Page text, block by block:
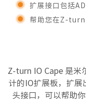
扩展接口包括
帮助您在Z-turn
Z-turn IO Cape 是米
计的IO扩展板，扩展
头接口，可以帮助